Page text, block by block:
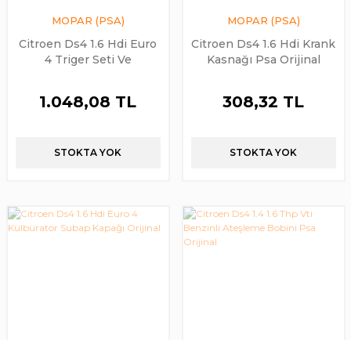
MOPAR (PSA)
Citroen Ds4 1.6 Hdi Euro
4 Triger Seti Ve
1.048,08 TL
STOKTA YOK
MOPAR (PSA)
Citroen Ds4 1.6 Hdi Krank
Kasnağı Psa Orijinal
308,32 TL
STOKTA YOK